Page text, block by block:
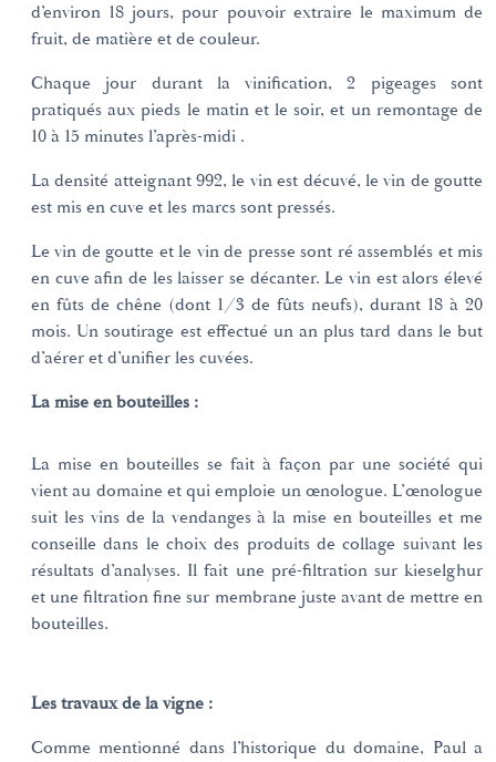
d’environ 18 jours, pour pouvoir extraire le maximum de
fruit, de matière et de couleur.
Chaque jour durant la vinification, 2 pigeages sont
pratiqués aux pieds le matin et le soir, et un remontage de
10 à 15 minutes l’après-midi .
La densité atteignant 992, le vin est décuvé, le vin de goutte
est mis en cuve et les marcs sont pressés.
Le vin de goutte et le vin de presse sont ré assemblés et mis
en cuve afin de les laisser se décanter. Le vin est alors élevé
en fûts de chêne (dont 1/3 de fûts neufs), durant 18 à 20
mois. Un soutirage est effectué un an plus tard dans le but
d’aérer et d’unifier les cuvées.
La mise en bouteilles :
La mise en bouteilles se fait à façon par une société qui
vient au domaine et qui emploie un œnologue. L’œnologue
suit les vins de la vendanges à la mise en bouteilles et me
conseille dans le choix des produits de collage suivant les
résultats d’analyses. Il fait une pré-filtration sur kieselghur
et une filtration fine sur membrane juste avant de mettre en
bouteilles.
Les travaux de la vigne :
Comme mentionné dans l’historique du domaine, Paul a